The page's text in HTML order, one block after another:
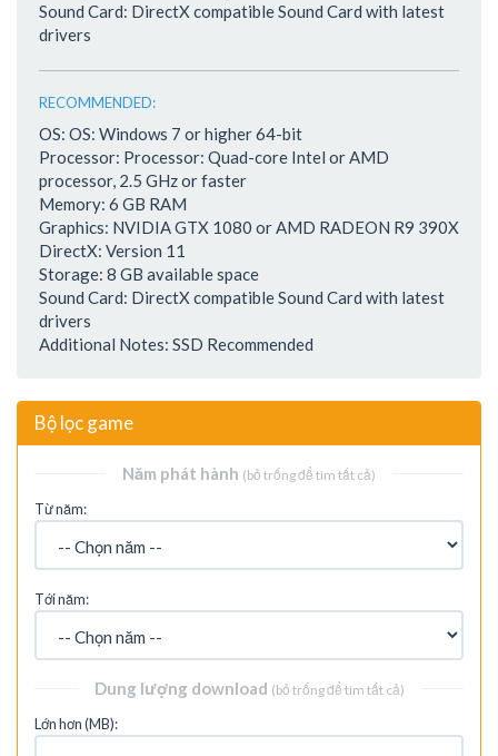
Sound Card: DirectX compatible Sound Card with latest
drivers
RECOMMENDED:
OS: OS: Windows 7 or higher 64-bit
Processor: Processor: Quad-core Intel or AMD
processor, 2.5 GHz or faster
Memory: 6 GB RAM
Graphics: NVIDIA GTX 1080 or AMD RADEON R9 390X
DirectX: Version 11
Storage: 8 GB available space
Sound Card: DirectX compatible Sound Card with latest
drivers
Additional Notes: SSD Recommended
Bộ lọc game
Năm phát hành (bỏ trống để tìm tất cả)
Từ năm:
Tới năm:
Dung lượng download (bỏ trống để tìm tất cả)
Lớn hơn (MB):